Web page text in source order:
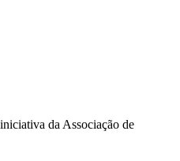
da Associação de